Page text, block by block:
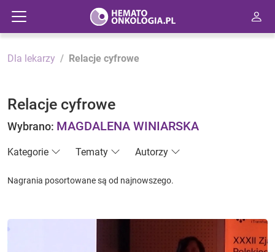
Dla lekarzy Relacje cyfrowe
Relacje cyfrowe
Wybrano: MAGDALENA WINIARSKA
Kategorie Tematy Autorzy
Nagrania posortowane są od najnowszego.